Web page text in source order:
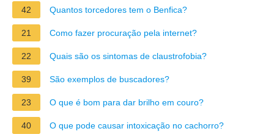
42 Quantos torcedores tem o Benfica?
21 Como fazer procuração pela internet?
22 Quais são os sintomas de claustrofobia?
39 São exemplos de buscadores?
23 O que é bom para dar brilho em couro?
40 O que pode causar intoxicação no cachorro?